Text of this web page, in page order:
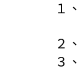
１、
２、
３、